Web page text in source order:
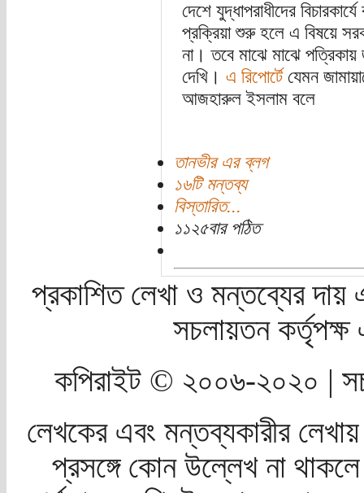
দেশে যুদ্ধাপরাধীদের
প্রক্রিয়া শুরু হলে এ বিষয়ে
না। তবে মাঝে মাঝে পত্রিকায়
দেখি। এ রিপোর্টে যেমন
আজহারুল ইসলাম বলে
তানভীর এর ব্লগ
১৬টি মন্তব্য
বিস্তারিত...
১১২৫বার পঠিত
প্রকাশিত লেখা ও মন্তব্যের দায়
সচলায়তন
কপিরাইট © ২০০৬-২০২০ |
লেখকের এবং মন্তব্যকারীর
প্রসঙ্গে কোন উল্লেখ না